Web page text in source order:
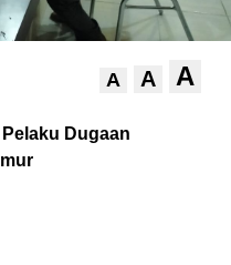
A A A
Dugaan